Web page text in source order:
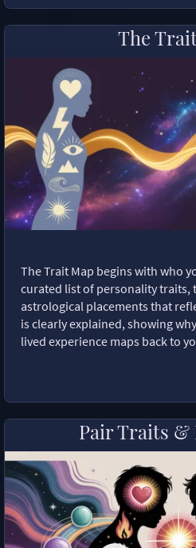
The
The Trait Map begins with who
curated list of personality traits,
astrological placements that
is clearly explained, showing
lived experience maps back to
Pair Traits &